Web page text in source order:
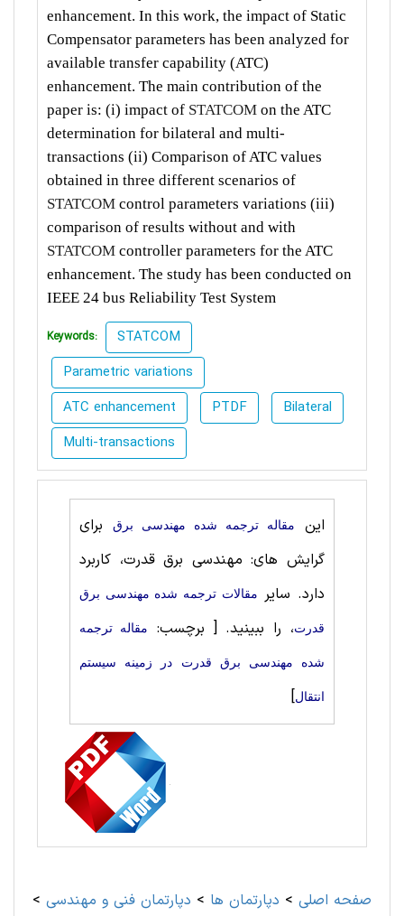
enhancement. In this work, the impact of Static
Compensator parameters has been analyzed for
available transfer capability (ATC)
enhancement. The main contribution of the
paper is: (i) impact of STATCOM on the ATC
determination for bilateral and multi-
transactions (ii) Comparison of ATC values
obtained in three different scenarios of
STATCOM control parameters variations (iii)
comparison of results without and with
STATCOM controller parameters for the ATC
enhancement. The study has been conducted on
IEEE 24 bus Reliability Test System
Keywords:
STATCOM
Parametric variations
ATC enhancement
PTDF
Bilateral
Multi-transactions
این مقاله ترجمه شده مهندسی برق
برای
گرایش های: مهندسی برق قدرت، کاربرد
دارد. سایر مقالات ترجمه شده مهندسی برق
قدرت، را ببینید.[ برچسب: مقاله ترجمه
شده مهندسی برق قدرت در زمینه سیستم
انتقال]
صفحه اصلی > دپارتمان ها > دپارتمان فنی و مهندسی >